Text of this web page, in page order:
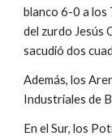
blanco 6-0 a los
del zurdo Jesús
sacudió dos
Además, los
Industriales de
En el Sur, los